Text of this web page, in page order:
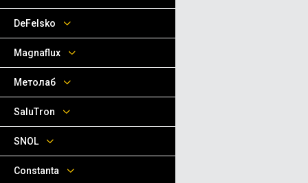
DeFelsko
Magnaflux
Метолаб
SaluTron
SNOL
Сonstanta